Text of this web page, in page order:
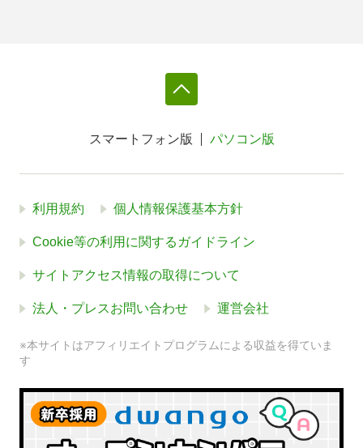
スマートフォン版 パソコン版
利用規約 個人情報保護基本方針
Cookie等の利用に関するガイドライン
サイトアクセス情報の取得について
法人・プレスお問い合わせ 運営会社
※本サイトはアフィリエイトプログラムによる収益を得ていま
す